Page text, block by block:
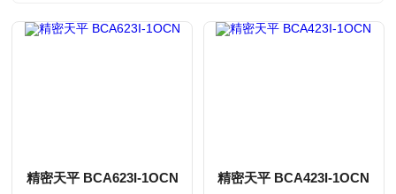
精密天平 BCA623I-1OCN 精密天平 BCA423I-1OCN